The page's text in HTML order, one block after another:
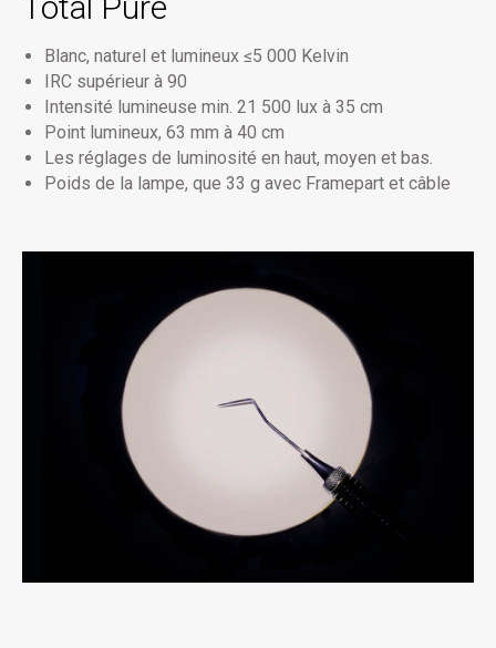
Blanc, naturel et lumineux ≤5 000 Kelvin
IRC supérieur à 90
Intensité lumineuse min. 21 500 lux à 35 cm
Point lumineux, 63 mm à 40 cm
Les réglages de luminosité en haut, moyen et bas.
Poids de la lampe, que 33 g avec Framepart et câble